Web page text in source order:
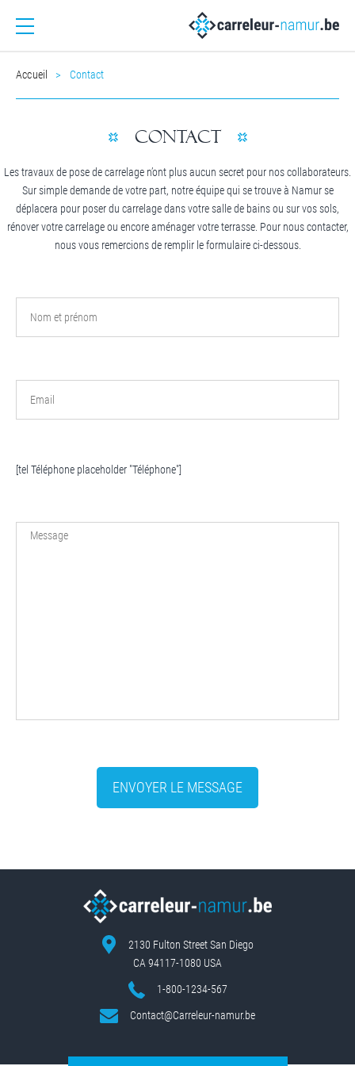
Accueil Contact
CONTACT
Les travaux de pose de carrelage n’ont plus aucun secret pour nos collaborateurs.
Sur simple demande de votre part, notre équipe qui se trouve à Namur se
déplacera pour poser du carrelage dans votre salle de bains ou sur vos sols,
rénover votre carrelage ou encore aménager votre terrasse. Pour nous contacter,
nous vous remercions de remplir le formulaire ci-dessous.
[tel Téléphone placeholder "Téléphone"]
ENVOYER LE MESSAGE
2130 Fulton Street San Diego
CA 94117-1080 USA
1-800-1234-567
Contact@Carreleur-namur.be